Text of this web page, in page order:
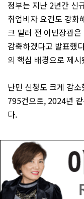
정부는 지난 2년간 신
취업비자 요건도 강화
크 밀러 전 이민장관
감축하겠다고 발표했
의 핵심 배경으로 제시
난민 신청도 크게 감
795건으로, 2024년
다.